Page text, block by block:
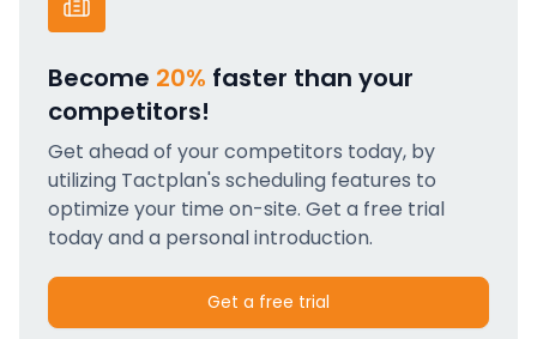
Become 20% faster than your
competitors!
Get ahead of your competitors today, by
utilizing Tactplan's scheduling features to
optimize your time on-site. Get a free trial
today and a personal introduction.
Get a free trial